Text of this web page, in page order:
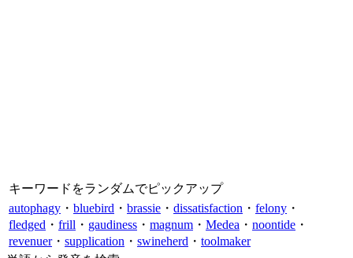
キーワードをランダムでピックアップ
autophagy ・ bluebird ・ brassie ・ dissatisfaction ・ felony ・
fledged ・ frill ・ gaudiness ・ magnum ・ Medea ・ noontide ・
revenuer・ supplication ・ swineherd ・ toolmaker